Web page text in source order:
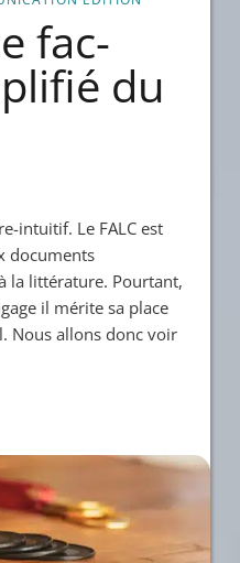
fac-
du
intuitif. Le FALC est
documents
la littérature. Pourtant,
il mérite sa place
Nous allons donc voir